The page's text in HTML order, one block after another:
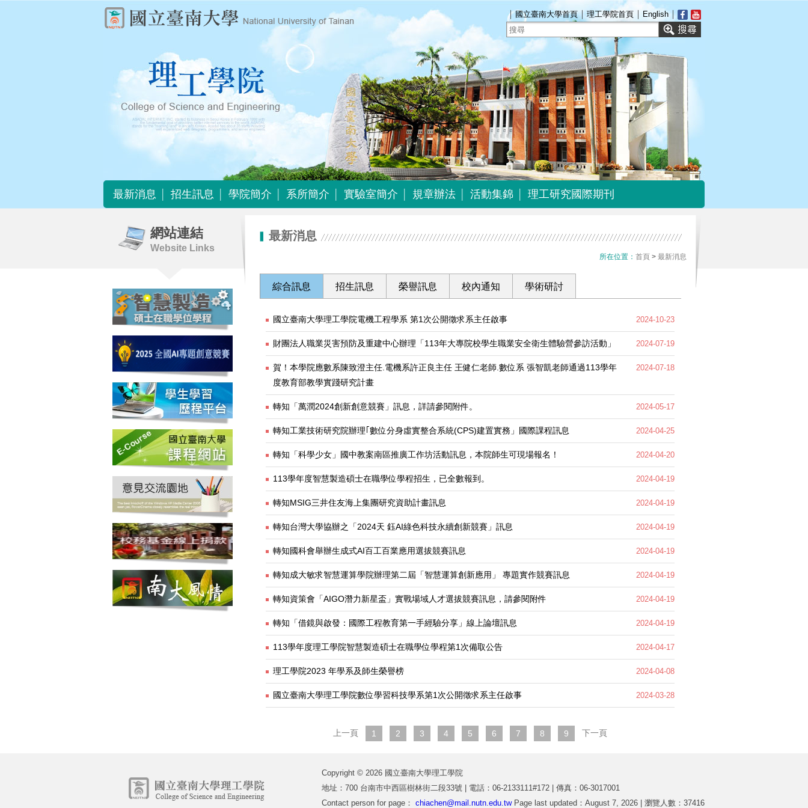
｜ 國立臺南大學首頁｜ 理工學院首頁 ｜ English｜
最新消息
招生訊息
學院簡介
系所簡介
實驗室簡介
規章辦法
活動集錦
理工研究國際期刊
網站連結
Website Links
最新消息
所在位置： 首頁 > 最新消息
綜合訊息 招生訊息 榮譽訊息 校內通知 學術研討
國立臺南大學理工學院電機工程學系 第1次公開徵求系主任啟事 2024-10-23
財團法人職業災害預防及重建中心辦理「113年大專院校學生職業安全衛生體驗營參訪活動」 2024-07-19
賀！本學院應數系陳致澄主任.電機系許正良主任 王健仁老師.數位系 張智凱老師通過113學年
度教育部教學實踐研究計畫
2024-07-18
轉知「萬潤2024創新創意競賽」訊息，詳請參閱附件。 2024-05-17
轉知工業技術研究院辦理｢數位分身虛實整合系統(CPS)建置實務」國際課程訊息 2024-04-25
轉知「科學少女」國中教案南區推廣工作坊活動訊息，本院師生可現場報名！ 2024-04-20
113學年度智慧製造碩士在職學位學程招生，已全數報到。 2024-04-19
轉知MSIG三井住友海上集團研究資助計畫訊息 2024-04-19
轉知台灣大學協辦之「2024天 鈺AI綠色科技永續創新競賽」訊息 2024-04-19
轉知國科會舉辦生成式AI百工百業應用選拔競賽訊息 2024-04-19
轉知成大敏求智慧運算學院辦理第二屆「智慧運算創新應用」 專題實作競賽訊息 2024-04-19
轉知資策會「AIGO潛力新星盃」實戰場域人才選拔競賽訊息，請參閱附件 2024-04-19
轉知「借鏡與啟發：國際工程教育第一手經驗分享」線上論壇訊息 2024-04-19
113學年度理工學院智慧製造碩士在職學位學程第1次備取公告 2024-04-17
理工學院2023 年學系及師生榮譽榜 2024-04-08
國立臺南大學理工學院數位學習科技學系第1次公開徵求系主任啟事 2024-03-28
上一頁 1 2 3 4 5 6 7 8 9 下一頁
Copyright © 2026 國立臺南大學理工學院
地址：700 台南市中西區樹林街二段33號 | 電話：06-2133111#172 | 傳真：06-3017001
Contact person for page： chiachen@mail.nutn.edu.twPage last updated：August 7, 2026 | 瀏覽人數：37416